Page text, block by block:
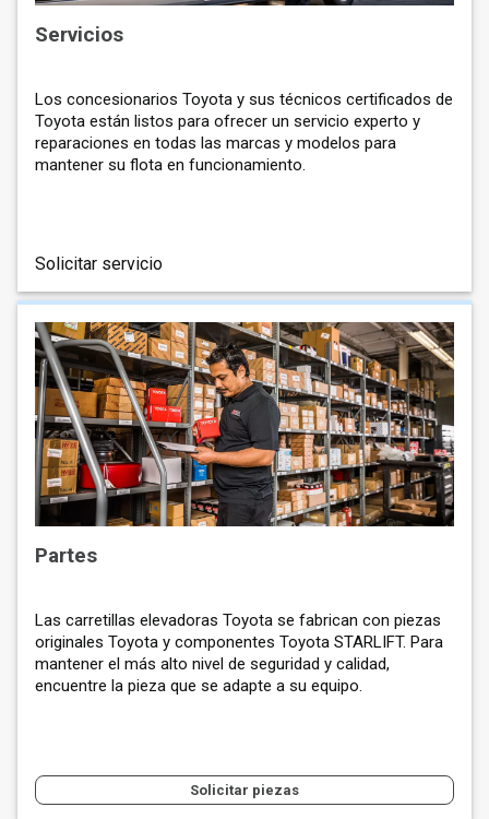
Servicios
Los concesionarios Toyota y sus técnicos certificados de
Toyota están listos para ofrecer un servicio experto y
reparaciones en todas las marcas y modelos para
mantener su flota en funcionamiento.
Solicitar servicio
Partes
Las carretillas elevadoras Toyota se fabrican con piezas
originales Toyota y componentes Toyota STARLIFT. Para
mantener el más alto nivel de seguridad y calidad,
encuentre la pieza que se adapte a su equipo.
Solicitar piezas